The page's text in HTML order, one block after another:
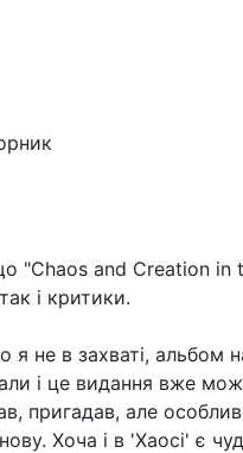
"Chaos and Creation in
і критики.
я не в захваті, альбом
і це видання вже
пригадав, але
Хоча і в 'Хаосі' є